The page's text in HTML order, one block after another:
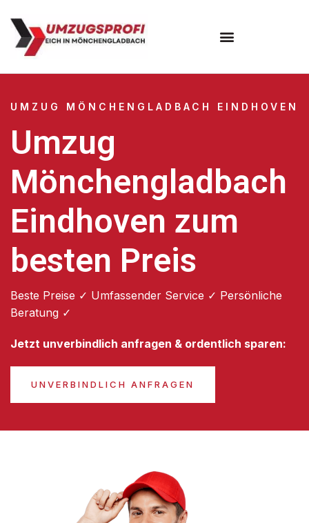
UMZUG MÖNCHENGLADBACH EINDHOVEN
Umzug
Mönchengladbach
Eindhoven zum
besten Preis
Beste Preise ✓ Umfassender Service ✓ Persönliche
Beratung ✓
Jetzt unverbindlich anfragen & ordentlich sparen:
UNVERBINDLICH ANFRAGEN